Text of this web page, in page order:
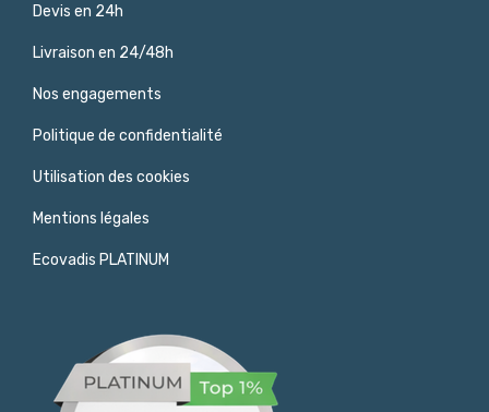
Devis en 24h
Livraison en 24/48h
Nos engagements
Politique de confidentialité
Utilisation des cookies
Mentions légales
Ecovadis PLATINUM